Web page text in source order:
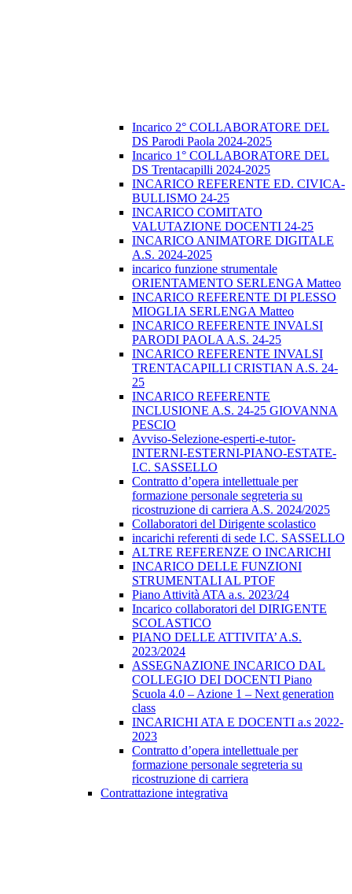
Incarico 2° COLLABORATORE DEL
DS Parodi Paola 2024-2025
Incarico 1° COLLABORATORE DEL
DS Trentacapilli 2024-2025
INCARICO REFERENTE ED. CIVICA-
BULLISMO 24-25
INCARICO COMITATO
VALUTAZIONE DOCENTI 24-25
INCARICO ANIMATORE DIGITALE
A.S. 2024-2025
incarico funzione strumentale
ORIENTAMENTO SERLENGA Matteo
INCARICO REFERENTE DI PLESSO
MIOGLIA SERLENGA Matteo
INCARICO REFERENTE INVALSI
PARODI PAOLA A.S. 24-25
INCARICO REFERENTE INVALSI
TRENTACAPILLI CRISTIAN A.S. 24-
25
INCARICO REFERENTE
INCLUSIONE A.S. 24-25 GIOVANNA
PESCIO
Avviso-Selezione-esperti-e-tutor-
INTERNI-ESTERNI-PIANO-ESTATE-
I.C. SASSELLO
Contratto d’opera intellettuale per
formazione personale segreteria su
ricostruzione di carriera A.S. 2024/2025
Collaboratori del Dirigente scolastico
incarichi referenti di sede I.C. SASSELLO
ALTRE REFERENZE O INCARICHI
INCARICO DELLE FUNZIONI
STRUMENTALI AL PTOF
Piano Attività ATA a.s. 2023/24
Incarico collaboratori del DIRIGENTE
SCOLASTICO
PIANO DELLE ATTIVITA’ A.S.
2023/2024
ASSEGNAZIONE INCARICO DAL
COLLEGIO DEI DOCENTI Piano
Scuola 4.0 – Azione 1 – Next generation
class
INCARICHI ATA E DOCENTI a.s 2022-
2023
Contratto d’opera intellettuale per
formazione personale segreteria su
ricostruzione di carriera
Contrattazione integrativa